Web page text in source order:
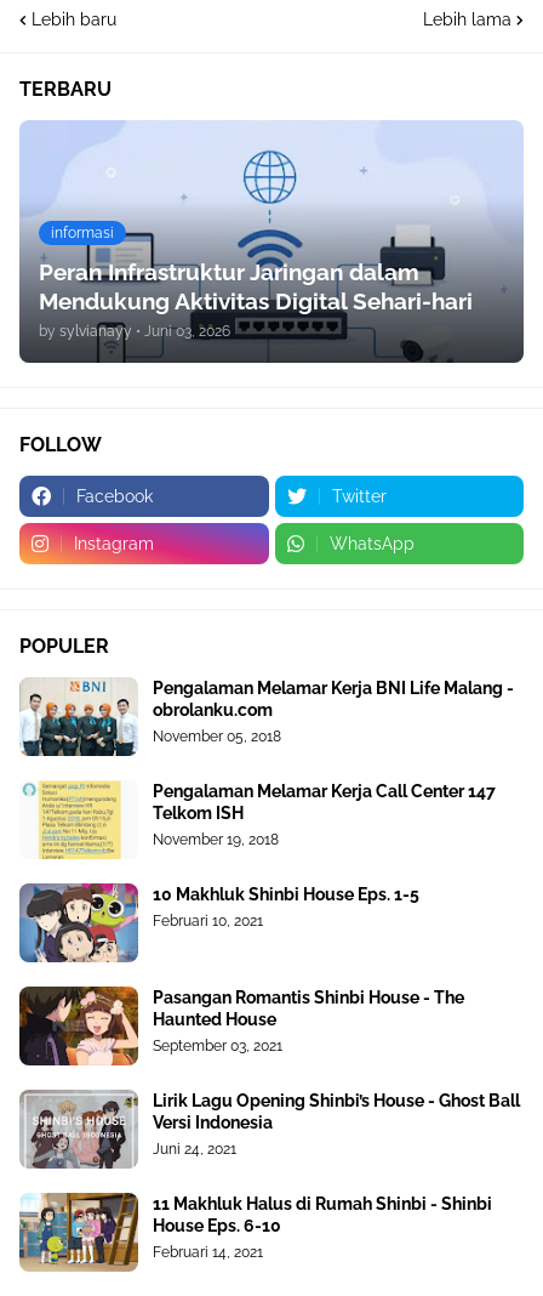
Lebih baru Lebih lama
TERBARU
informasi
Peran Infrastruktur Jaringan dalam
Mendukung Aktivitas Digital Sehari-hari
by sylvianayy • Juni 03, 2026
FOLLOW
Facebook Twitter
Instagram WhatsApp
POPULER
Pengalaman Melamar Kerja BNI Life Malang -
obrolanku.com
November 05, 2018
Pengalaman Melamar Kerja Call Center 147
Telkom ISH
November 19, 2018
10 Makhluk Shinbi House Eps. 1-5
Februari 10, 2021
Pasangan Romantis Shinbi House - The
Haunted House
September 03, 2021
Lirik Lagu Opening Shinbi’s House - Ghost Ball
Versi Indonesia
Juni 24, 2021
11 Makhluk Halus di Rumah Shinbi - Shinbi
House Eps. 6-10
Februari 14, 2021